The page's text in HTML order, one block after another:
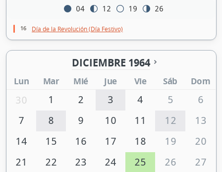
04 12 19 26
16 Día de la Revolución (Día Festivo)
DICIEMBRE 1964
Lun Mar Mié Jue Vie Sáb Dom
30 1 2 3 4 5
6
7
8 9 10 11 12
13
14
15 16 17 18 19
20
21
22 23 24 25 26 27